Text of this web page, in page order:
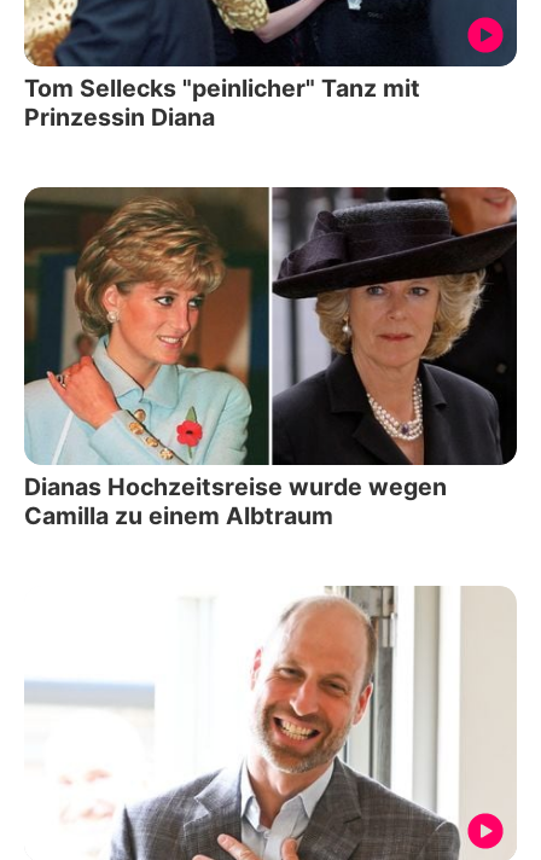
Tom Sellecks "peinlicher" Tanz mit
Prinzessin Diana
Dianas Hochzeitsreise wurde wegen
Camilla zu einem Albtraum